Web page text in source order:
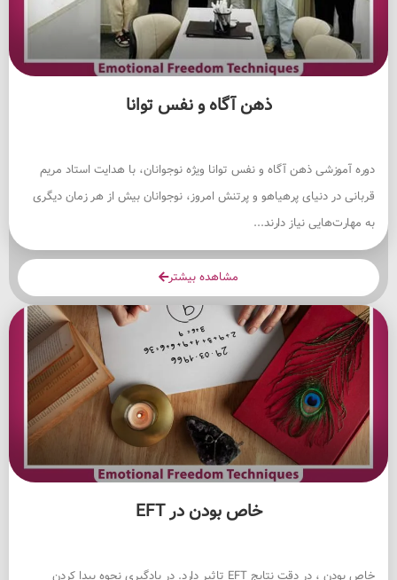
ذهن آگاه و نفس توانا
دوره آموزشی ذهن آگاه و نفس توانا ویژه نوجوانان، با هدایت استاد مریم
قربانی در دنیای پرهیاهو و پرتنش امروز، نوجوانان بیش از هر زمان دیگری
به مهارت‌هایی نیاز دارند...
مشاهده بیشتر
خاص بودن در EFT
خاص بودن ، در دقت نتایج EFT تاثیر دارد. در یادگیری نحوه پیدا کردن